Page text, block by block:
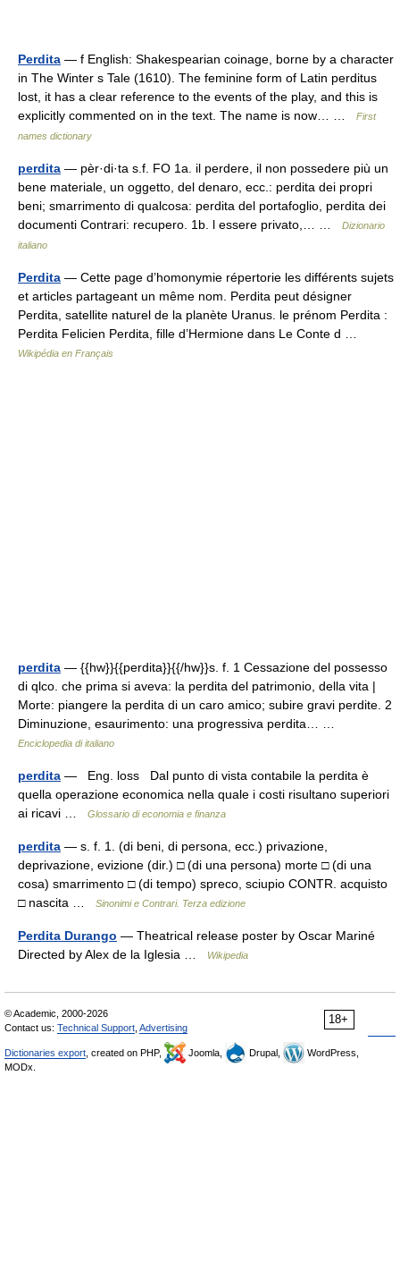
Perdita — f English: Shakespearian coinage, borne by a character
in The Winter s Tale (1610). The feminine form of Latin perditus
lost, it has a clear reference to the events of the play, and this is
explicitly commented on in the text. The name is now… …
First
names dictionary
perdita — pèr·di·ta s.f. FO 1a. il perdere, il non possedere più un
bene materiale, un oggetto, del denaro, ecc.: perdita dei propri
beni; smarrimento di qualcosa: perdita del portafoglio, perdita dei
documenti Contrari: recupero. 1b. l essere privato,… …
Dizionario
italiano
Perdita — Cette page d’homonymie répertorie les différents sujets
et articles partageant un même nom. Perdita peut désigner
Perdita, satellite naturel de la planète Uranus. le prénom Perdita :
Perdita Felicien Perdita, fille d’Hermione dans Le Conte d …
Wikipédia en Français
perdita — {{hw}}{{perdita}}{{/hw}}s. f. 1 Cessazione del possesso
di qlco. che prima si aveva: la perdita del patrimonio, della vita |
Morte: piangere la perdita di un caro amico; subire gravi perdite. 2
Diminuzione, esaurimento: una progressiva perdita… …
Enciclopedia di italiano
perdita — Eng. loss Dal punto di vista contabile la perdita è
quella operazione economica nella quale i costi risultano superiori
ai ricavi …
Glossario di economia e finanza
perdita — s. f. 1. (di beni, di persona, ecc.) privazione,
deprivazione, evizione (dir.) □ (di una persona) morte □ (di una
cosa) smarrimento □ (di tempo) spreco, sciupio CONTR. acquisto
□ nascita …
Sinonimi e Contrari. Terza edizione
Perdita Durango — Theatrical release poster by Oscar Mariné
Directed by Alex de la Iglesia …
Wikipedia
18+
© Academic, 2000-2026
Contact us: Technical Support Advertising
Dictionaries export , created on PHP, Joomla, Drupal,
WordPress,
MODx.